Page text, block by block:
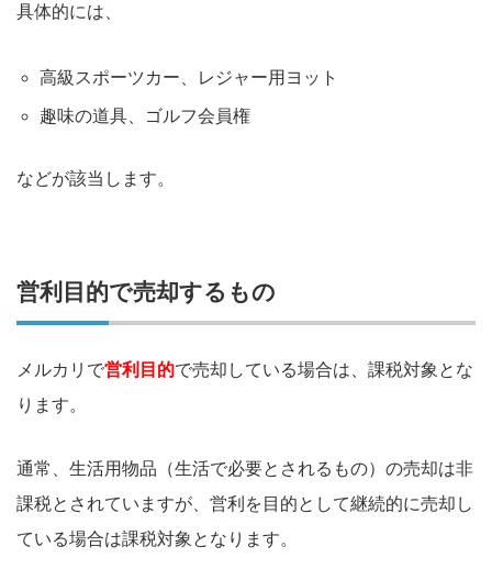
具体的には、
高級スポーツカー、レジャー用ヨット
趣味の道具、ゴルフ会員権
などが該当します。
営利目的で売却するもの
メルカリで営利目的で売却している場合は、課税対象とな
ります。
通常、生活用物品（生活で必要とされるもの）の売却は非
課税とされていますが、営利を目的として継続的に売却し
ている場合は課税対象となります。